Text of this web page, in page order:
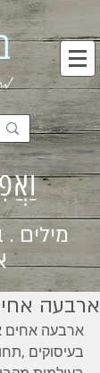
בית מדרש אשה
מחדשת . החסר . המלא . שבי
ארבעה
ארבעה אחים
בעיסוקים